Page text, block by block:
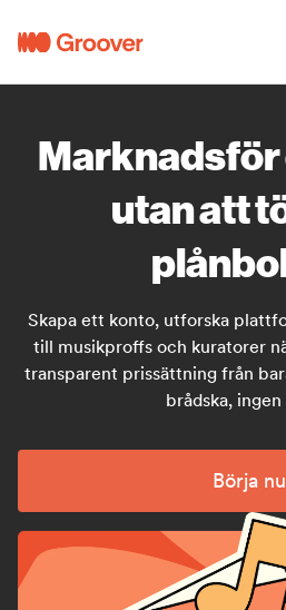
Marknadsför
utan att
Skapa ett konto, utforska
till musikproffs och kuratorer
transparent prissättning från
brådska, ingen
Börja nu